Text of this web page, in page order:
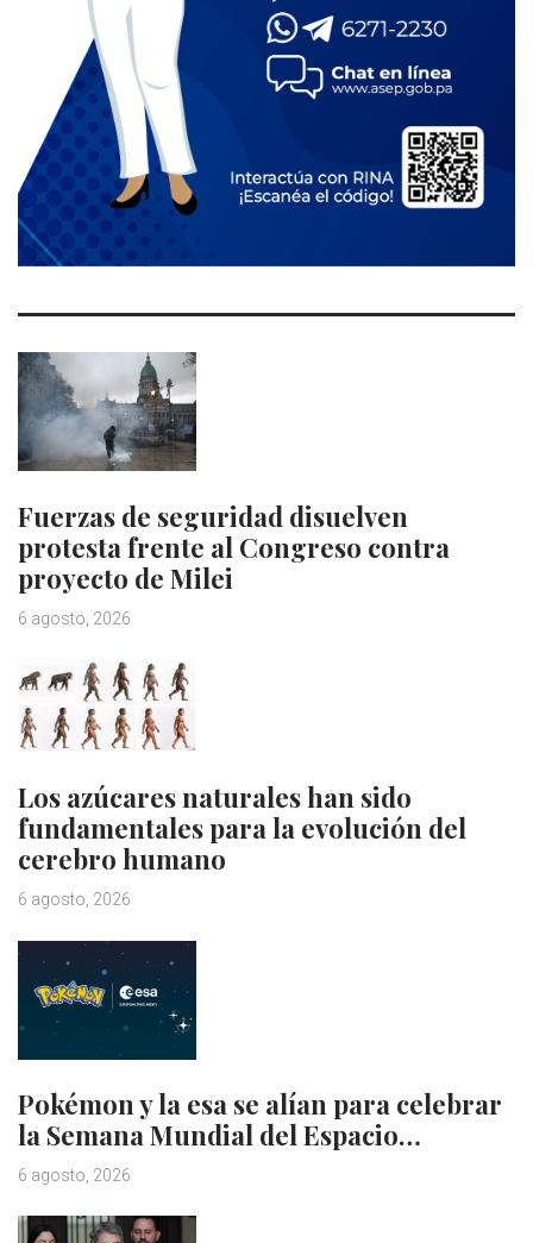
Fuerzas de seguridad disuelven
protesta frente al Congreso contra
proyecto de Milei
6 agosto, 2026
Los azúcares naturales han sido
fundamentales para la evolución del
cerebro humano
6 agosto, 2026
Pokémon y la esa se alían para celebrar
la Semana Mundial del Espacio…
6 agosto, 2026